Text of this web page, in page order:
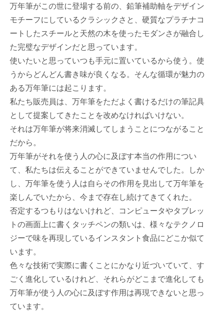
万年筆がこの世に登場する前の、鉛筆補助軸をデザイン
モチーフにしているクラシックさと、硬質なプラチナコ
ートしたスチールと天然の木を使ったモダンさが融合し
た完璧なデザインだと思っています。
使いたいと思っていつも手元に置いているから使う。使
うからどんどん書き味が良くなる。そんな循環が魅力の
ある万年筆には起こります。
私たち販売員は、万年筆をただよく書けるだけの筆記具
として提案してきたことを改めなければいけない。
それは万年筆が将来消滅してしまうことにつながること
だから。
万年筆がそれを使う人の心に及ぼす本当の作用につい
て、私たちは伝えることができていませんでした。しか
し、万年筆を使う人は自らその作用を見出して万年筆を
楽しんでいたから、今まで存在し続けてきてくれた。
否定するつもりはないけれど、コンピュータやタブレッ
トの画面上に書くタッチペンの類いは、様々なテクノロ
ジーで味を再現しているインスタント食品にどこか似て
います。
色々な技術で実際に書くことにかなり近づいていて、す
ごく進化しているけれど、それらがどこまで進化しても
万年筆が使う人の心に及ぼす作用は再現できないと思っ
ています。